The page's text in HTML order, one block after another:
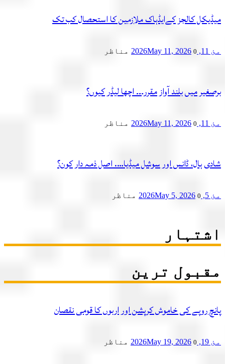
کالجز کےایڈہاک ملازمین کا استحصال کب تک
May 11, 2026 مناظر
میں بلند آواز مقرر۔۔۔ اچھا لیڈر کیوں؟
May 11, 2026 مناظر
ہال، ڈانس اور سوشل میڈیا…. اصل ذمہ دار کون؟
May 5, 2026 0 مناظر
ترین
روپے کی خاموش کرپشن اور اربوں کا قومی نقصان
May 19, 2026 0 مناظر